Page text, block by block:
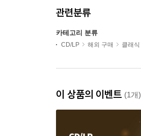
관련분류
카테고리 분류
CD/LP 해외 구매 클래식
이 상품의 이벤트 (1개)